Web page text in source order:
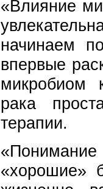
«Влияние
начинаем
впервые
микробиом
рака
терапии.
«хорошие»